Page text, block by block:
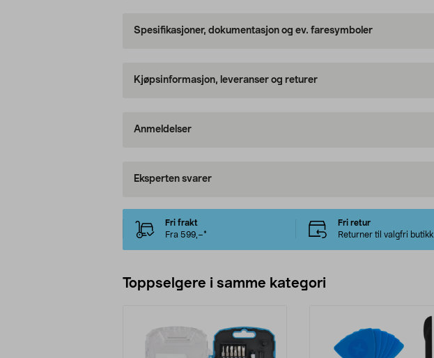
Spesifikasjoner, dokumentasjon og ev. faresymboler
Kjøpsinformasjon, leveranser og returer
Anmeldelser
Eksperten svarer
Fri frakt
Fra 599,–*
Fri retur
Returner til valgfri butikk
Toppselgere i samme kategori